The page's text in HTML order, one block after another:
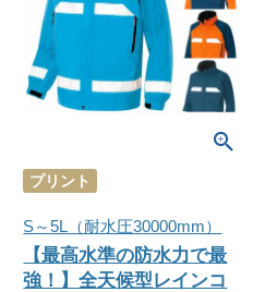
プリント
S～5L（耐水圧30000mm）
【最高水準の防水力で最
強！】全天候型レインコ